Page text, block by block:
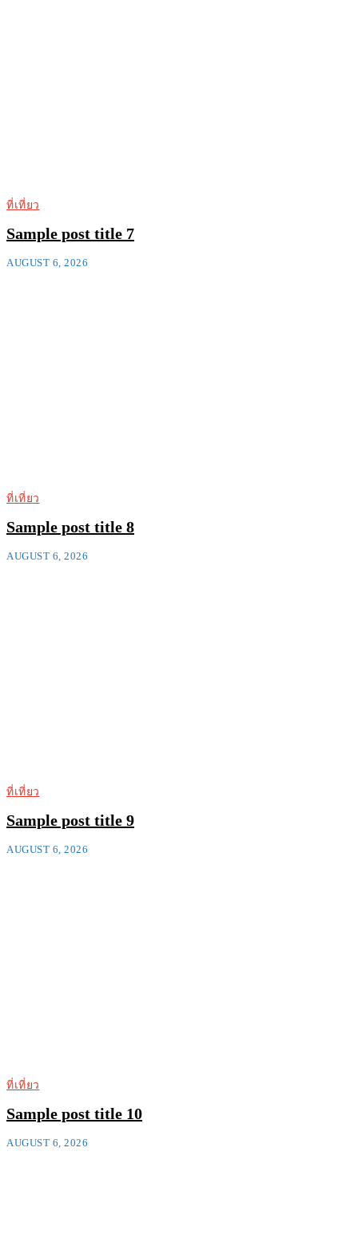
ที่เที่ยว
Sample post title 7
AUGUST 6, 2026
ที่เที่ยว
Sample post title 8
AUGUST 6, 2026
ที่เที่ยว
Sample post title 9
AUGUST 6, 2026
ที่เที่ยว
Sample post title 10
AUGUST 6, 2026